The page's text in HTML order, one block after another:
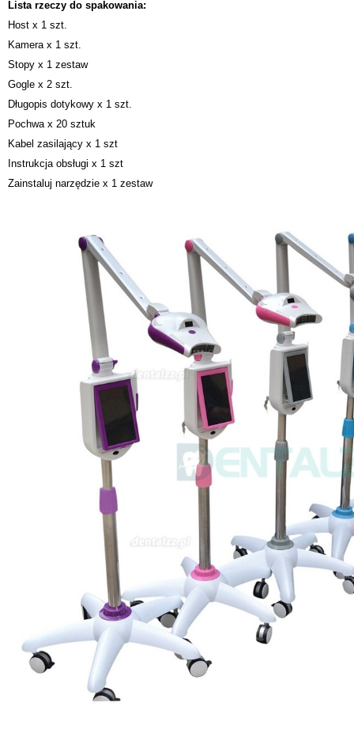
Lista rzeczy do spakowania:
Host x 1 szt.
Kamera x 1 szt.
Stopy x 1 zestaw
Gogle x 2 szt.
Długopis dotykowy x 1 szt.
Pochwa x 20 sztuk
Kabel zasilający x 1 szt
Instrukcja obsługi x 1 szt
Zainstaluj narzędzie x 1 zestaw